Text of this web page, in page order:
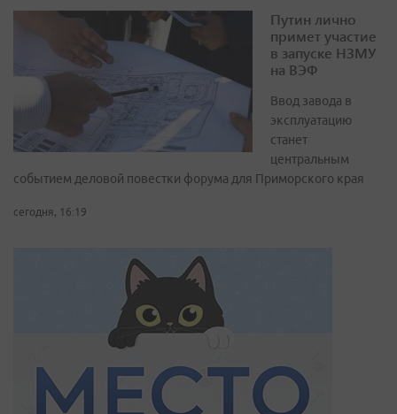
Путин лично
примет участие
в запуске НЗМУ
на ВЭФ
Ввод завода в
эксплуатацию
станет
центральным
событием деловой повестки форума для Приморского края
сегодня, 16:19